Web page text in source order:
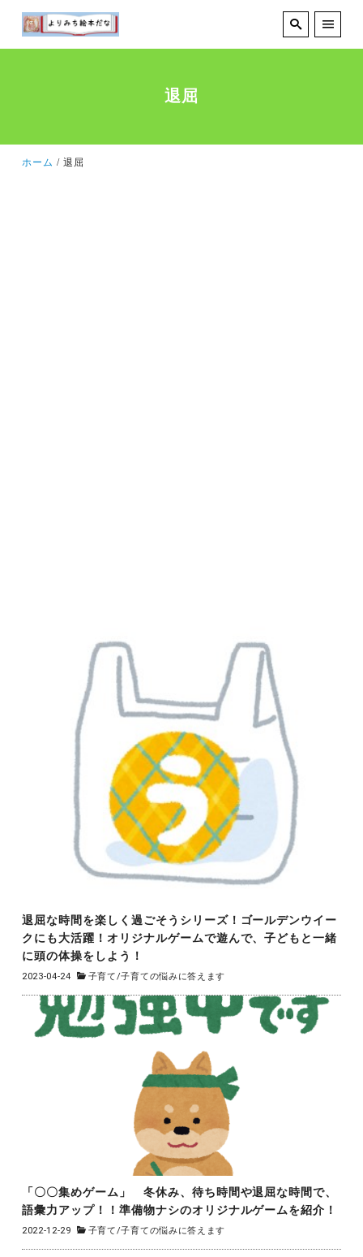
退屈
ホーム 退屈
退屈な時間を楽しく過ごそうシリーズ！ゴールデンウイー
クにも大活躍！オリジナルゲームで遊んで、子どもと一緒
に頭の体操をしよう！
2023-04-24 子育て/子育ての悩みに答えます
「〇〇集めゲーム」 冬休み、待ち時間や退屈な時間で、
語彙力アップ！！準備物ナシのオリジナルゲームを紹介！
2022-12-29 子育て/子育ての悩みに答えます